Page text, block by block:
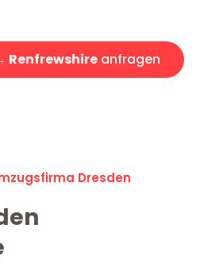
Renfrewshire anfragen
Dresden